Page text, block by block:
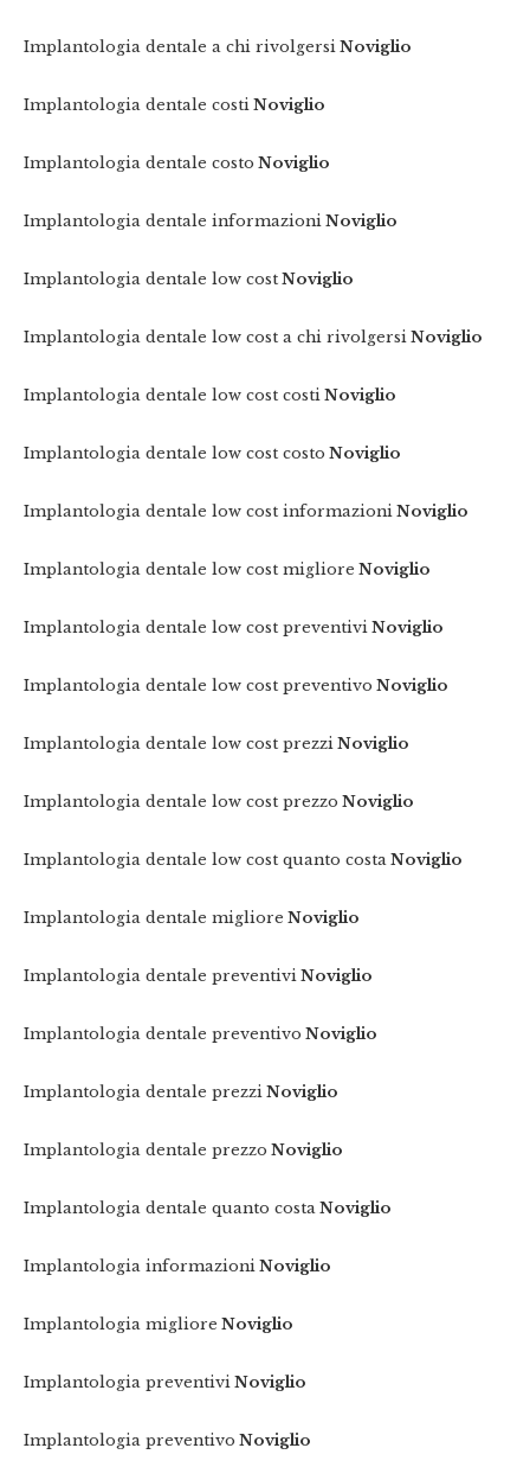
Implantologia dentale a chi rivolgersi Noviglio
Implantologia dentale costi Noviglio
Implantologia dentale costo Noviglio
Implantologia dentale informazioni Noviglio
Implantologia dentale low cost Noviglio
Implantologia dentale low cost a chi rivolgersi Noviglio
Implantologia dentale low cost costi Noviglio
Implantologia dentale low cost costo Noviglio
Implantologia dentale low cost informazioni Noviglio
Implantologia dentale low cost migliore Noviglio
Implantologia dentale low cost preventivi Noviglio
Implantologia dentale low cost preventivo Noviglio
Implantologia dentale low cost prezzi Noviglio
Implantologia dentale low cost prezzo Noviglio
Implantologia dentale low cost quanto costa Noviglio
Implantologia dentale migliore Noviglio
Implantologia dentale preventivi Noviglio
Implantologia dentale preventivo Noviglio
Implantologia dentale prezzi Noviglio
Implantologia dentale prezzo Noviglio
Implantologia dentale quanto costa Noviglio
Implantologia informazioni Noviglio
Implantologia migliore Noviglio
Implantologia preventivi Noviglio
Implantologia preventivo Noviglio